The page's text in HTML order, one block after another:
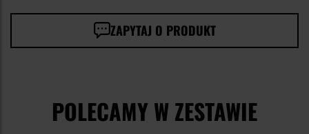
ZAPYTAJ O PRODUKT
POLECAMY W ZESTAWIE